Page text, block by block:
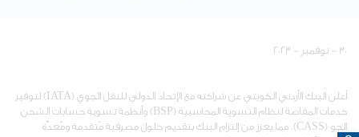
٣٠ - نوفمبر - ٢٠٢٣
أعلن البنك الأردني الكويتي عن شراكته مع الإتحاد الدولي للنقل الجوي (IATA) لتوفير
خدمات المقاصة لنظام التسوية المحاسبية (BSP) وأنظمة تسوية حسابات الشحن
الجو (CASS)، مما يعزز من إلتزام البنك بتقديم حلول مصرفية مُتقدمة ومُعدّة